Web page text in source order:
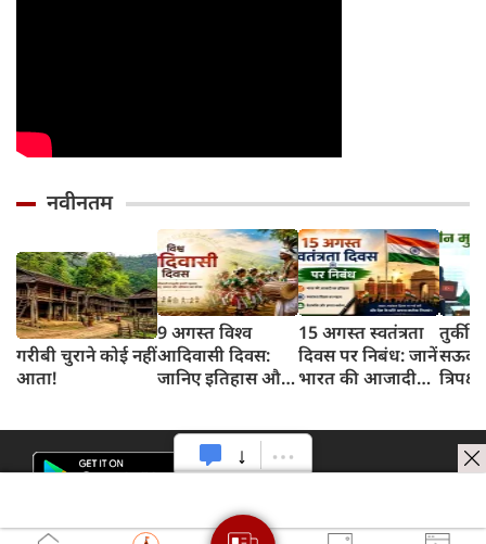
नवीनतम
गरीबी चुराने कोई नहीं
आता!
9 अगस्त विश्व
आदिवासी दिवस:
जानिए इतिहास और
15 अगस्त स्वतंत्रता
दिवस पर निबंध: जानें
भारत की आजादी
तुर्की,
सऊदी